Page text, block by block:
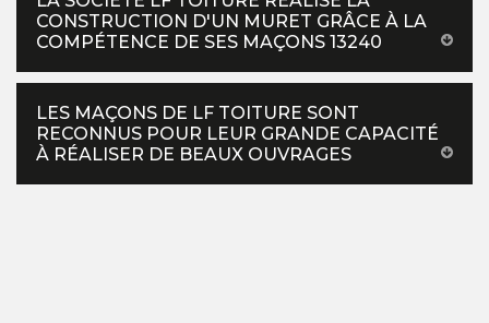
CONSTRUCTION D'UN MURET GRÂCE À LA
COMPÉTENCE DE SES MAÇONS 13240
LES MAÇONS DE LF TOITURE SONT
RECONNUS POUR LEUR GRANDE CAPACITÉ
À RÉALISER DE BEAUX OUVRAGES